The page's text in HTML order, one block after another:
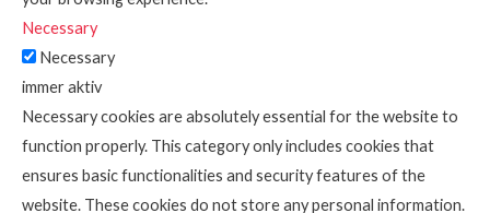
Necessary
Necessary
immer aktiv
Necessary cookies are absolutely essential for the website to
function properly. This category only includes cookies that
ensures basic functionalities and security features of the
website. These cookies do not store any personal information.